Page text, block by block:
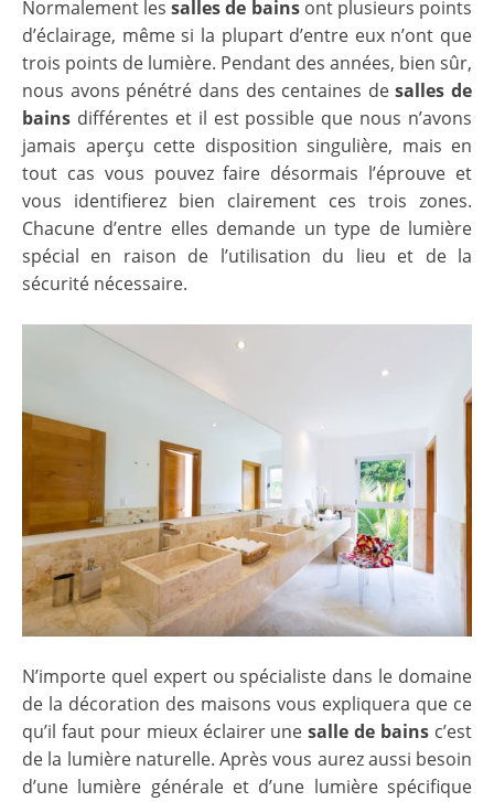
Normalement lessalles de bainsont plusieurs points
d’éclairage, même si la plupart d’entre eux n’ont que
trois points de lumière. Pendant des années, bien sûr,
nous avons pénétré dans des centaines desalles de
bains différentes et il est possible que nous n’avons
jamais aperçu cette disposition singulière, mais en
tout cas vous pouvez faire désormais l’éprouve et
vous identifierez bien clairement ces trois zones.
Chacune d’entre elles demande un type de lumière
spécial en raison de l’utilisation du lieu et de la
sécurité nécessaire.
N’importe quel expert ou spécialiste dans le domaine
de la décoration des maisons vous expliquera que ce
qu’il faut pour mieux éclairer unesalle de bains c’est
de la lumière naturelle. Après vous aurez aussi besoin
d’une lumière générale et d’une lumière spécifique